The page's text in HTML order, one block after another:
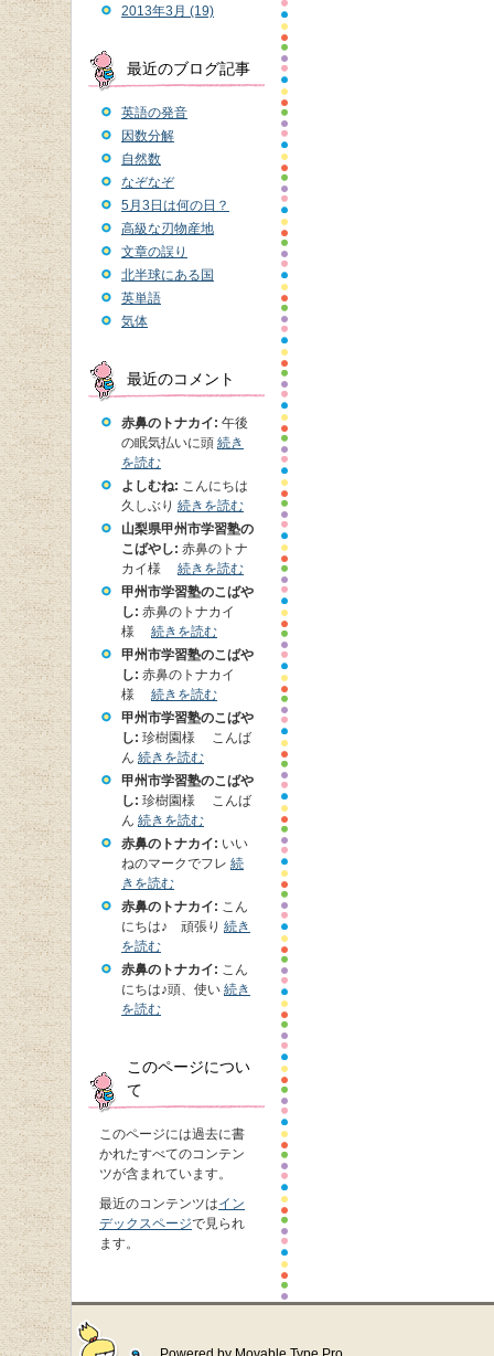
2013年3月 (19)
最近のブログ記事
英語の発音
因数分解
自然数
なぞなぞ
5月3日は何の日？
高級な刃物産地
文章の誤り
北半球にある国
英単語
気体
最近のコメント
赤鼻のトナカイ: 午後
の眠気払いに頭 続き
を読む
よしむね: こんにちは
久しぶり 続きを読む
山梨県甲州市学習塾の
こばやし: 赤鼻のトナ
カイ様 続きを読む
甲州市学習塾のこばや
し: 赤鼻のトナカイ
様 続きを読む
甲州市学習塾のこばや
し: 赤鼻のトナカイ
様 続きを読む
甲州市学習塾のこばや
し: 珍樹園様 こんば
ん 続きを読む
甲州市学習塾のこばや
し: 珍樹園様 こんば
ん 続きを読む
赤鼻のトナカイ: いい
ねのマークでフレ 続
きを読む
赤鼻のトナカイ: こん
にちは♪ 頑張り 続き
を読む
赤鼻のトナカイ: こん
にちは♪頭、使い 続き
を読む
このページについ
て
このページには過去に書
かれたすべてのコンテン
ツが含まれています。
最近のコンテンツはイン
デックスページで見られ
ます。